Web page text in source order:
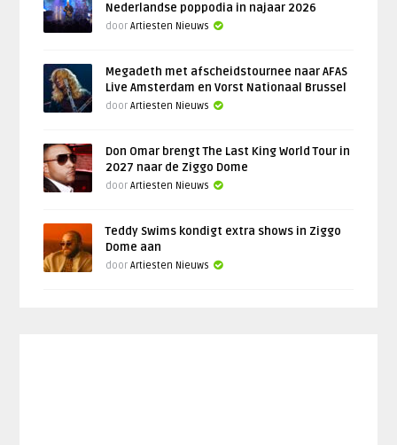
Nederlandse poppodia in najaar 2026
doorArtiesten Nieuws
Megadeth met afscheidstournee naar AFAS
Live Amsterdam en Vorst Nationaal Brussel
doorArtiesten Nieuws
Don Omar brengt The Last King World Tour in
2027 naar de Ziggo Dome
doorArtiesten Nieuws
Teddy Swims kondigt extra shows in Ziggo
Dome aan
doorArtiesten Nieuws